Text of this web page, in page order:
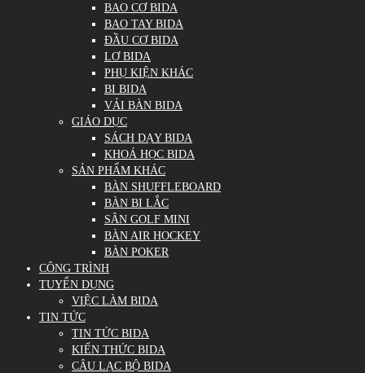
BAO CƠ BIDA
BAO TAY BIDA
ĐẦU CƠ BIDA
LƠ BIDA
PHỤ KIỆN KHÁC
BI BIDA
VẢI BÀN BIDA
GIÁO DỤC
SÁCH DẠY BIDA
KHOÁ HỌC BIDA
SẢN PHẨM KHÁC
BÀN SHUFFLEBOARD
BÀN BI LẮC
SÂN GOLF MINI
BÀN AIR HOCKEY
BÀN POKER
CÔNG TRÌNH
TUYỂN DỤNG
VIỆC LÀM BIDA
TIN TỨC
TIN TỨC BIDA
KIẾN THỨC BIDA
CÂU LẠC BỘ BIDA